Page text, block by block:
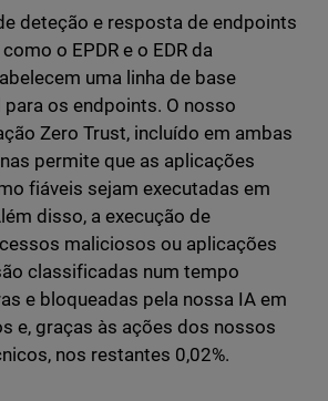
deteção e resposta de endpoints
o EPDR e o EDR da
uma linha de base
os endpoints. O nosso
Zero Trust, incluído em ambas
permite que as aplicações
fiáveis sejam executadas em
disso, a execução de
maliciosos ou aplicações
classificadas num tempo
e bloqueadas pela nossa IA em
e, graças às ações dos nossos
nos restantes 0,02%.